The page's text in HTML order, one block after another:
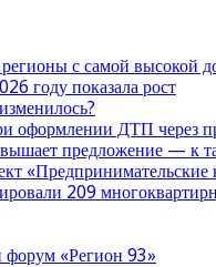
с самой высокой
году показала рост
оформлении ДТП через
предложение —
«Предпринимательские
209
«Регион 93»